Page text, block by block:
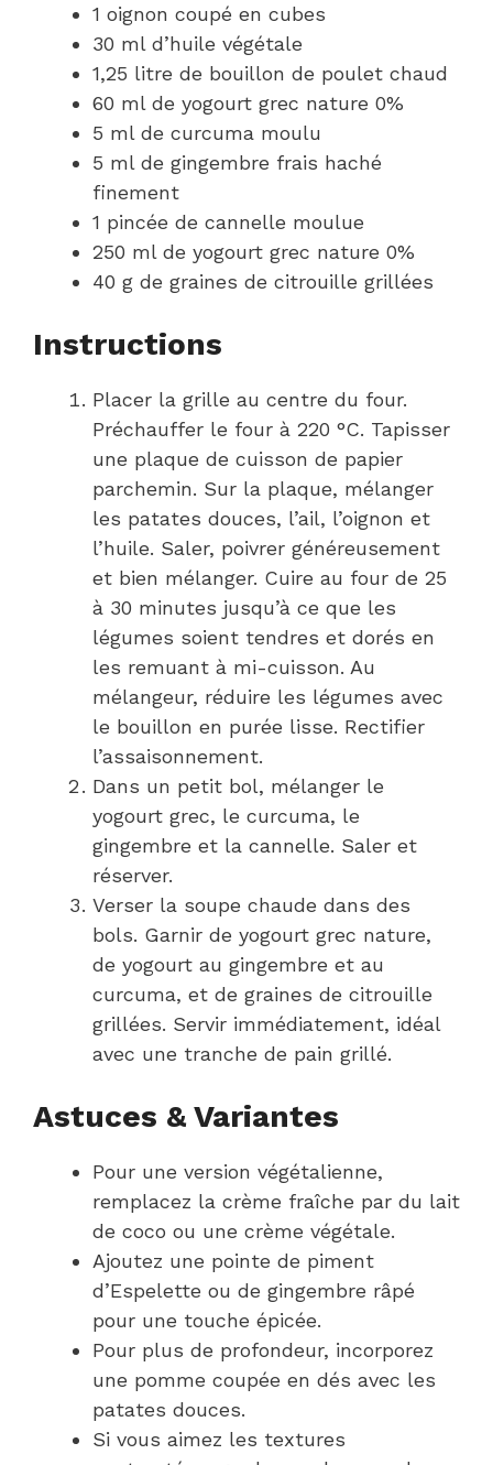
1 oignon coupé en cubes
30 ml d’huile végétale
1,25 litre de bouillon de poulet chaud
60 ml de yogourt grec nature 0%
5 ml de curcuma moulu
5 ml de gingembre frais haché
finement
1 pincée de cannelle moulue
250 ml de yogourt grec nature 0%
40 g de graines de citrouille grillées
Instructions
Placer la grille au centre du four.
Préchauffer le four à 220 °C. Tapisser
une plaque de cuisson de papier
parchemin. Sur la plaque, mélanger
les patates douces, l’ail, l’oignon et
l’huile. Saler, poivrer généreusement
et bien mélanger. Cuire au four de 25
à 30 minutes jusqu’à ce que les
légumes soient tendres et dorés en
les remuant à mi-cuisson. Au
mélangeur, réduire les légumes avec
le bouillon en purée lisse. Rectifier
l’assaisonnement.
Dans un petit bol, mélanger le
yogourt grec, le curcuma, le
gingembre et la cannelle. Saler et
réserver.
Verser la soupe chaude dans des
bols. Garnir de yogourt grec nature,
de yogourt au gingembre et au
curcuma, et de graines de citrouille
grillées. Servir immédiatement, idéal
avec une tranche de pain grillé.
Astuces & Variantes
Pour une version végétalienne,
remplacez la crème fraîche par du lait
de coco ou une crème végétale.
Ajoutez une pointe de piment
d’Espelette ou de gingembre râpé
pour une touche épicée.
Pour plus de profondeur, incorporez
une pomme coupée en dés avec les
patates douces.
Si vous aimez les textures